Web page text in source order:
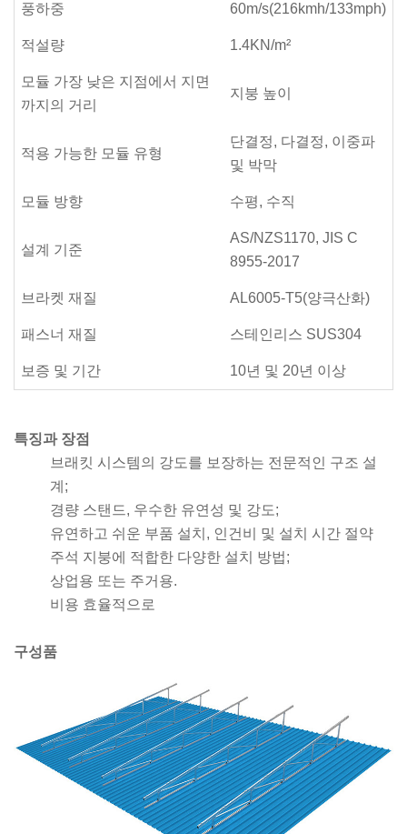
풍하중 60m/s(216kmh/133mph)
적설량 1.4KN/m²
모듈 가장 낮은 지점에서 지면
까지의 거리
지붕 높이
적용 가능한 모듈 유형
단결정, 다결정, 이중파
및 박막
모듈 방향 수평, 수직
설계 기준
AS/NZS1170, JIS C
8955-2017
브라켓 재질 AL6005-T5(양극산화)
패스너 재질 스테인리스 SUS304
보증 및 기간 10년 및 20년 이상
특징과 장점
브래킷 시스템의 강도를 보장하는 전문적인 구조 설
계;
경량 스탠드, 우수한 유연성 및 강도;
유연하고 쉬운 부품 설치, 인건비 및 설치 시간 절약
주석 지붕에 적합한 다양한 설치 방법;
상업용 또는 주거용.
비용 효율적으로
구성품